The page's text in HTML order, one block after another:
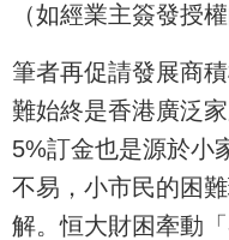
（如經業主簽發授
筆者再促請發展商
難始終是香港廣泛
5%訂金也是源於小
不易，小市民的困
解。恒大財困牽動